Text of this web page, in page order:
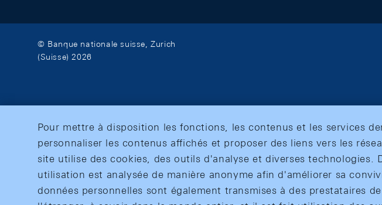
© Banque nationale suisse, Zurich
(Suisse) 2026
Pour mettre à disposition les fonctions, les contenus et les services
personnaliser les contenus affichés et proposer des liens vers les
site utilise des cookies, des outils d'analyse et diverses technologies.
utilisation est analysée de manière anonyme afin d'améliorer sa
données personnelles sont également transmises à des prestataires